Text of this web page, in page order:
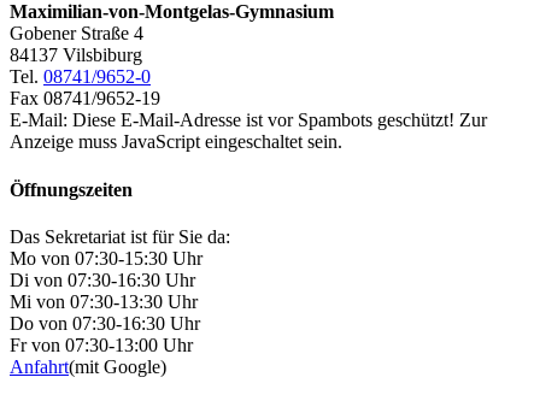
Maximilian-von-Montgelas-Gymnasium
Gobener Straße 4
84137 Vilsbiburg
Tel. 08741/9652-0
Fax 08741/9652-19
E-Mail: Diese E-Mail-Adresse ist vor Spambots geschützt! Zur
Anzeige muss JavaScript eingeschaltet sein.
Öffnungszeiten
Das Sekretariat ist für Sie da:
Mo von 07:30-15:30 Uhr
Di von 07:30-16:30 Uhr
Mi von 07:30-13:30 Uhr
Do von 07:30-16:30 Uhr
Fr von 07:30-13:00 Uhr
Anfahrt(mit Google)